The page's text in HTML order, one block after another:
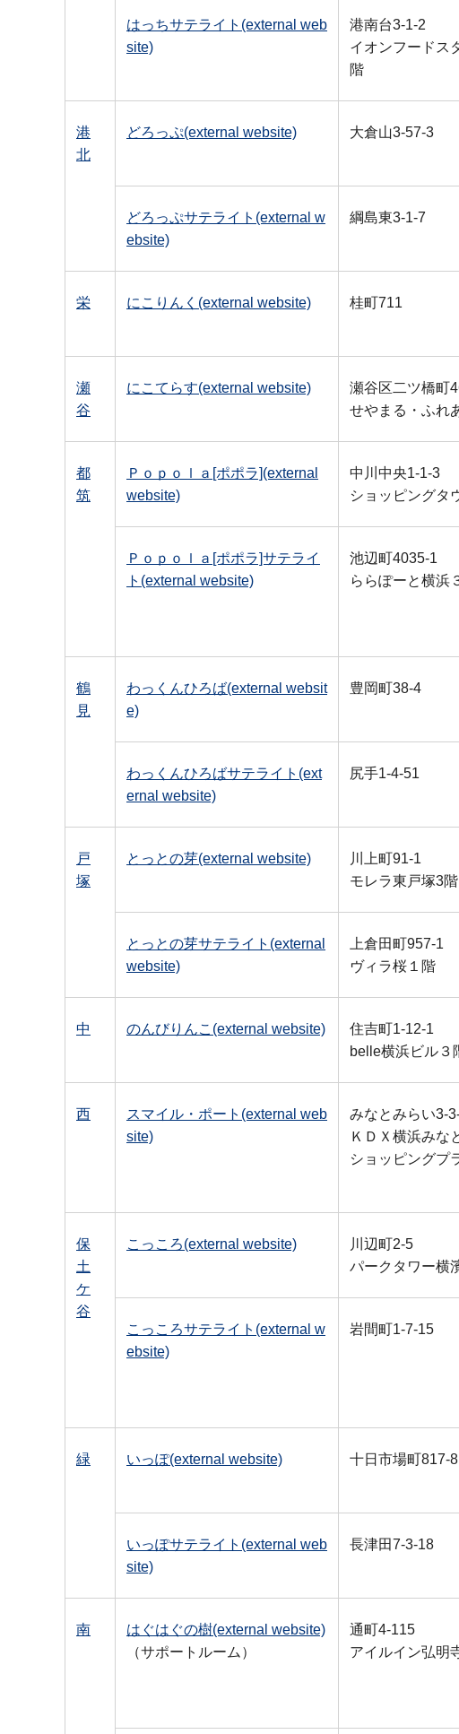
はっちサテライト(external web
site)
港南台3-1-2
イオンフードス
階
港
北
どろっぷ(external website) 大倉山3-57-3
どろっぷサテライト(external w
ebsite)
綱島東3-1‐7
栄 にこりんく(external website) 桂町711
瀬
谷
にこてらす(external website)
瀬谷区二ツ橋町
せやまる・ふれ
都
筑
Ｐｏｐｏｌａ[ポポラ](external
website)
中川中央1-1-3
ショッピングタ
Ｐｏｐｏｌａ[ポポラ]サテライ
ト(external website)
池辺町4035-1
ららぽーと横浜
鶴
見
わっくんひろば(external websit
e)
豊岡町38-4
わっくんひろばサテライト(ext
ernal website)
尻手1-4-51
戸
塚
とっとの芽(external website)
川上町91-1
モレラ東戸塚3階
とっとの芽サテライト(external
website)
上倉田町957-1
ヴィラ桜１階
中 のんびりんこ(external website)
住吉町1-12-1
belle横浜ビル３
西
スマイル・ポート(external web
site)
みなとみらい3-
ＫＤＸ横浜み
ショッピングプ
保
土
ケ
谷
こっころ(external website)
川辺町2-5
パークタワー横
こっころサテライト(external w
ebsite)
岩間町1-7-15
緑 いっぽ(external website) 十日市場町817-8
いっぽサテライト(external web
site)
長津田7-3-18
南
はぐはぐの樹(external website)
（サポートルーム）
通町4-115
アイルイン弘明